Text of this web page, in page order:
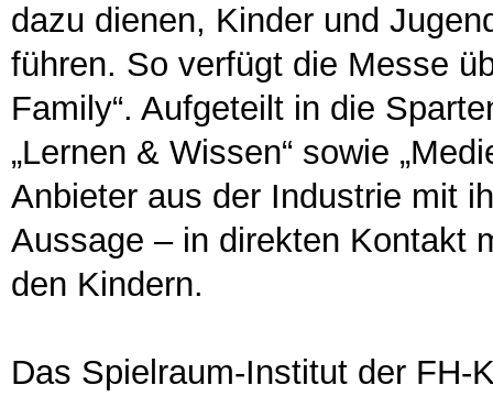
dazu dienen, Kinder und
führen. So verfügt die Messe
Family“. Aufgeteilt in die
„Lernen & Wissen“ sowie
Anbieter aus der Industrie mit
Aussage – in direkten Kontakt
den Kindern.
Das Spielraum-Institut der FH-